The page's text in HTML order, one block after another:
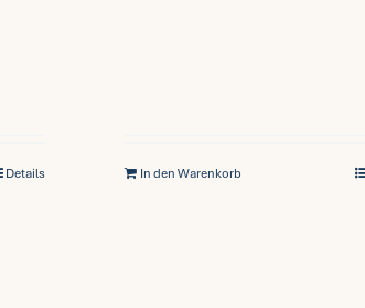
Details In den Warenkorb